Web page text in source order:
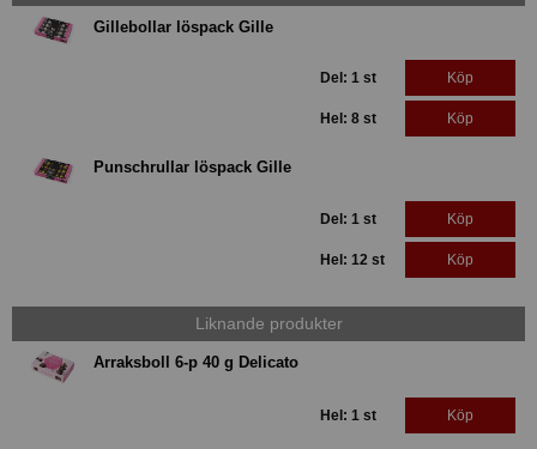
Gillebollar löspack Gille
Del: 1 st Köp
Hel: 8 st Köp
Punschrullar löspack Gille
Del: 1 st Köp
Hel: 12 st Köp
Liknande produkter
Arraksboll 6-p 40 g Delicato
Hel: 1 st Köp